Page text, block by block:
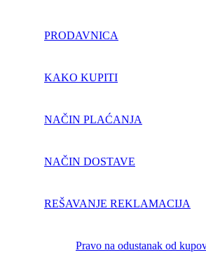
PRODAVNICA
KAKO KUPITI
NAČIN PLAĆANJA
NAČIN DOSTAVE
REŠAVANJE REKLAMACIJA
pravo na odustanak od